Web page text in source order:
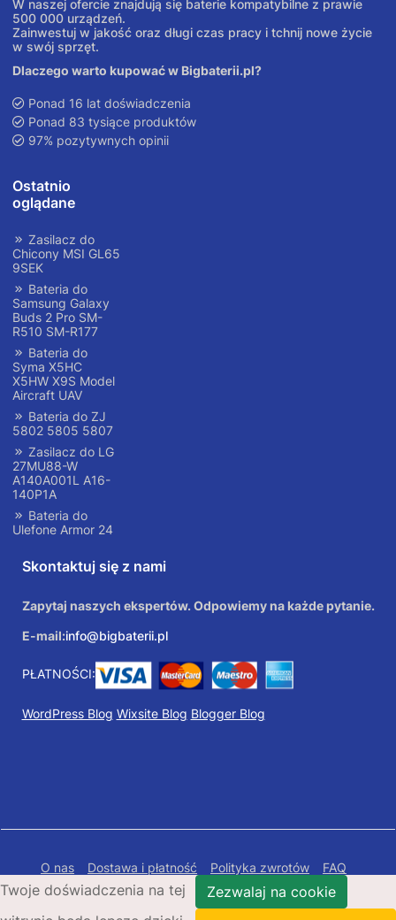
W naszej ofercie znajdują się baterie kompatybilne z prawie
500 000 urządzeń.
Zainwestuj w jakość oraz długi czas pracy i tchnij nowe życie
w swój sprzęt.
Dlaczego warto kupować w Bigbaterii.pl?
Ponad 16 lat doświadczenia
Ponad 83 tysiące produktów
97% pozytywnych opinii
Ostatnio
oglądane
Zasilacz do
Chicony MSI GL65
9SEK
Bateria do
Samsung Galaxy
Buds 2 Pro SM-
R510 SM-R177
Bateria do
Syma X5HC
X5HW X9S Model
Aircraft UAV
Bateria do ZJ
5802 5805 5807
Zasilacz do LG
27MU88-W
A140A001L A16-
140P1A
Bateria do
Ulefone Armor 24
Skontaktuj się z nami
Zapytaj naszych ekspertów. Odpowiemy na każde pytanie.
E-mail:info@bigbaterii.pl
PŁATNOŚCI:
WordPress Blog Wixsite Blog Blogger Blog
O nas Dostawa i płatność Polityka zwrotów
FAQ
Polityka prywatności
Mapa Strony
Twoje doświadczenia na tej
Zezwalaj na cookie